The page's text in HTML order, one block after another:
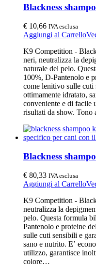
Blackness
€ 10,66 IVA esclusa
Aggiungi al Carrello
K9 Competition -
neri, neutralizza la
naturale del pelo.
100%, D-Pantenolo e
come lenitivo sulle cuti
ottimamente idratato,
conveniente e di facile
risultati da show.
Blackness
€ 80,33 IVA esclusa
Aggiungi al Carrello
K9 Competition -
neutralizza la
pelo. Questa formula
Pantenolo e proteine
sulle cuti sensibili e
sano e nutrito. E’
utilizzo, garantisce
colore…